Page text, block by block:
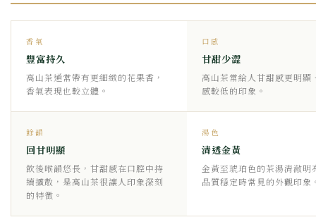
香氣
豐富持久
高山茶通常帶有更細緻的花果香，
香氣表現也較立體。
口感
甘甜少澀
高山茶常給人甘甜感更明顯
感較低的印象。
餘韻
回甘明顯
飲後喉韻悠長，甘甜感在口腔中持
續擴散，是高山茶很讓人印象深刻
的特徵。
湯色
清透金黃
金黃至琥珀色的茶湯清澈明
品質穩定時常見的外觀印象